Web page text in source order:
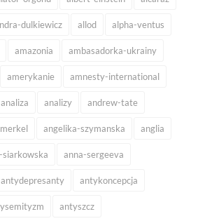
dulkiewicz allod alpha-ventus
amazonia ambasadorka-ukrainy
amerykanie amnesty-international
analiza analizy andrew-tate
angelika-szymanska anglia
anna-sergeeva
antydepresanty antykoncepcja
antyszcz